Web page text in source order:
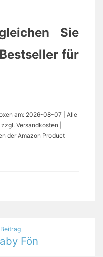
Sie
für
am: 2026-08-07 | Alle
Versandkosten |
der Amazon Product
Fön